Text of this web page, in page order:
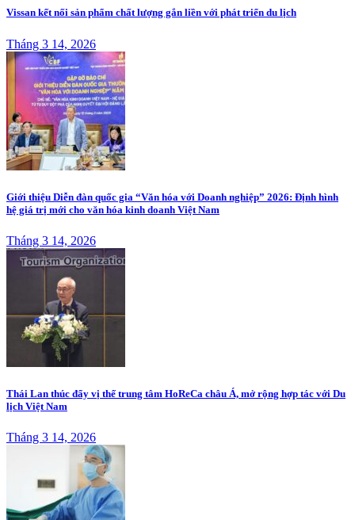
Vissan kết nối sản phẩm chất lượng gắn liền với phát triển du lịch
Tháng 3 14, 2026
Giới thiệu Diễn đàn quốc gia “Văn hóa với Doanh nghiệp” 2026: Định hình
hệ giá trị mới cho văn hóa kinh doanh Việt Nam
Tháng 3 14, 2026
Thái Lan thúc đẩy vị thế trung tâm HoReCa châu Á, mở rộng hợp tác với Du
lịch Việt Nam
Tháng 3 14, 2026